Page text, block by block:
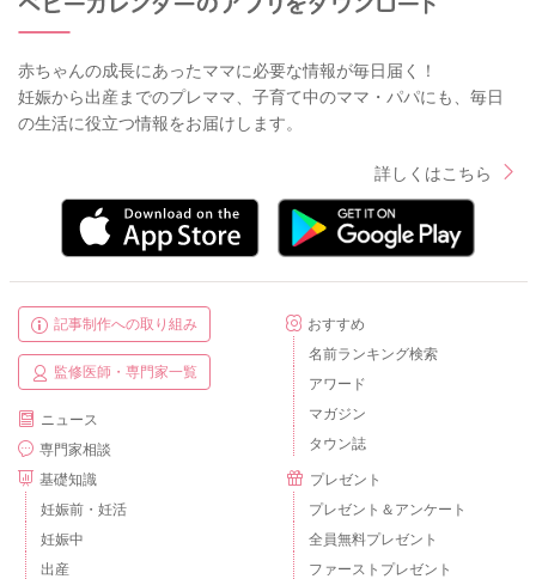
赤ちゃんの成長にあったママに必要な情報が毎日届く！
妊娠から出産までのプレママ、子育て中のママ・パパにも、毎日
の生活に役立つ情報をお届けします。
詳しくはこちら
記事制作への取り組み
監修医師・専門家一覧
ニュース
専門家相談
基礎知識
妊娠前・妊活
妊娠中
出産
おすすめ
名前ランキング検索
アワード
マガジン
タウン誌
プレゼント
プレゼント＆アンケート
全員無料プレゼント
ファーストプレゼント